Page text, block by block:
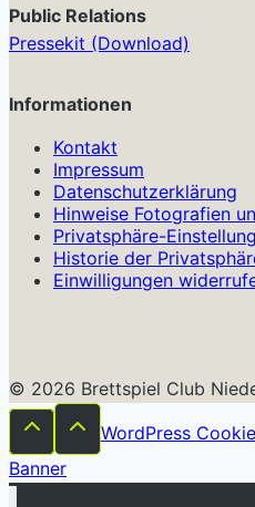
Public Relations
Pressekit (Download)
Informationen
Kontakt
Impressum
Datenschutzerklärung
Hinweise Fotografien
Privatsphäre-
Historie der
Einwilligungen
© 2026 Brettspiel Club
WordPress
Banner